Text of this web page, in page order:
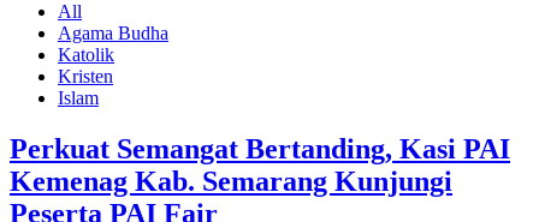
All
Agama Budha
Katolik
Kristen
Islam
Perkuat Semangat Bertanding, Kasi PAI
Kemenag Kab. Semarang Kunjungi
Peserta PAI Fair